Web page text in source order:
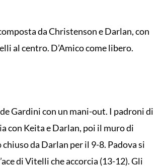
da Christenson e Darlan, con
al centro. D’Amico come libero.
Gardini con un mani-out. I padroni di
con Keita e Darlan, poi il muro di
da Darlan per il 9-8. Padova si
di Vitelli che accorcia (13-12). Gli